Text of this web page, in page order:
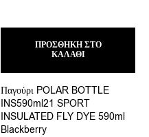
ΠΡΟΣΘΉΚΗ ΣΤΟ
ΚΑΛΆΘΙ
Παγούρι POLAR BOTTLE
INS590ml21 SPORT
INSULATED FLY DYE 590ml
Blackberry